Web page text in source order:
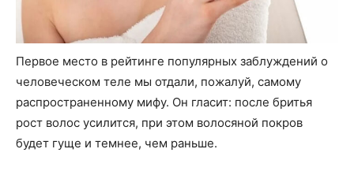
Первое место в рейтинге популярных заблуждений о
человеческом теле мы отдали, пожалуй, самому
распространенному мифу. Он гласит: после бритья
рост волос усилится, при этом волосяной покров
будет гуще и темнее, чем раньше.